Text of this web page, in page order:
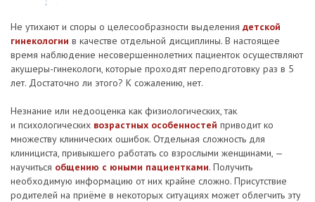
Не утихают и споры о целесообразности выделения детской
гинекологии в качестве отдельной дисциплины. В настоящее
время наблюдение несовершеннолетних пациенток осуществляют
акушеры-гинекологи, которые проходят переподготовку раз в 5
лет. Достаточно ли этого? К сожалению, нет.
Незнание или недооценка как физиологических, так
и психологических возрастных особенностей приводит ко
множеству клинических ошибок. Отдельная сложность для
клинициста, привыкшего работать со взрослыми женщинами, —
научиться общению с юными пациентками. Получить
необходимую информацию от них крайне сложно. Присутствие
родителей на приёме в некоторых ситуациях может облегчить эту